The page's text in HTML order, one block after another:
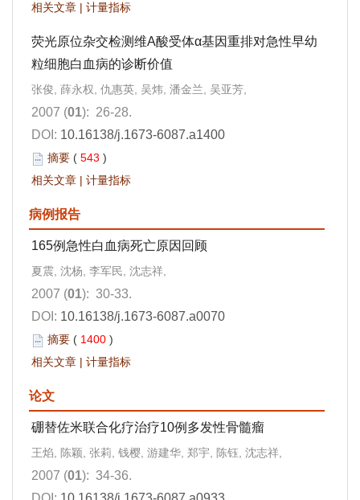
相关文章 | 计量指标
荧光原位杂交检测维A酸受体α基因重排对急性早幼
粒细胞白血病的诊断价值
张俊, 薛永权, 仇惠英, 吴炜, 潘金兰, 吴亚芳,
2007 (01): 26-28.
DOI: 10.16138/j.1673-6087.a1400
摘要 ( 543 )
相关文章 | 计量指标
病例报告
165例急性白血病死亡原因回顾
夏震, 沈杨, 李军民, 沈志祥,
2007 (01): 30-33.
DOI: 10.16138/j.1673-6087.a0070
摘要 ( 1400 )
相关文章 | 计量指标
论文
硼替佐米联合化疗治疗10例多发性骨髓瘤
王焰, 陈颖, 张莉, 钱樱, 游建华, 郑宇, 陈钰, 沈志祥,
2007 (01): 34-36.